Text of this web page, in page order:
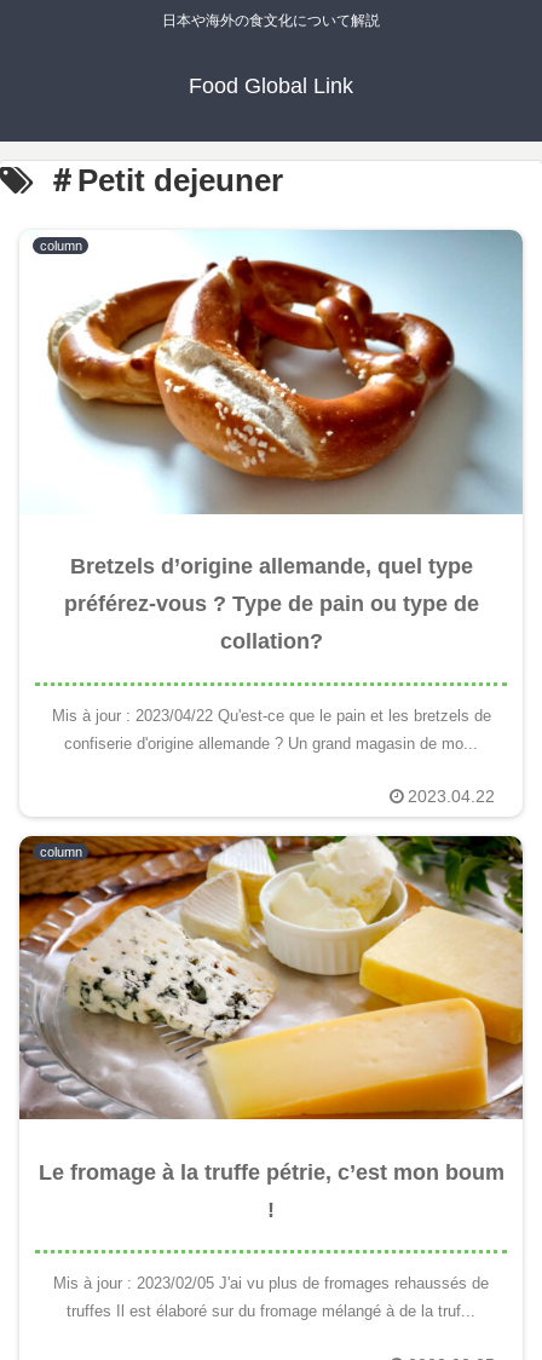
日本や海外の食文化について解説
Food Global Link
＃Petit dejeuner
column
Bretzels d’origine allemande, quel type
préférez-vous ? Type de pain ou type de
collation?
Mis à jour : 2023/04/22 Qu'est-ce que le pain et les bretzels de
confiserie d'origine allemande ? Un grand magasin de mo...
2023.04.22
column
Le fromage à la truffe pétrie, c’est mon boum
!
Mis à jour : 2023/02/05 J'ai vu plus de fromages rehaussés de
truffes Il est élaboré sur du fromage mélangé à de la truf...